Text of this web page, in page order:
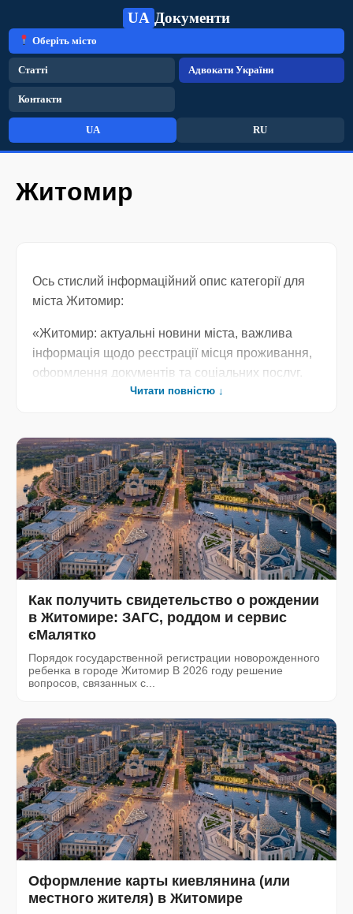
UA Документи
Оберіть місто
Статті Адвокати України
Контакти
UA RU
Житомир
Ось стислий інформаційний опис категорії для
міста Житомир:
«Житомир: актуальні новини міста, важлива
інформація щодо реєстрації місця проживання,
оформлення документів та соціальних послуг.
Практичні поради для мешканців з питань
допоможе швидко та без проблем вирішити
адміністративні питання у Житомирі».
Читати повністю ↓
Как получить свидетельство о рождении
в Житомире: ЗАГС, роддом и сервис
єМалятко
Порядок государственной регистрации новорожденного
ребенка в городе Житомир В 2026 году решение
вопросов, связанных с...
Оформление карты киевлянина (или
местного жителя) в Житомире